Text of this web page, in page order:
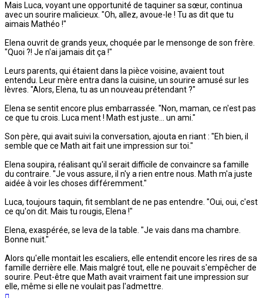
Mais Luca, voyant une opportunité de taquiner sa sœur, continua
avec un sourire malicieux. "Oh, allez, avoue-le ! Tu as dit que tu
aimais Mathéo !"
Elena ouvrit de grands yeux, choquée par le mensonge de son frère.
"Quoi ?! Je n'ai jamais dit ça !"
Leurs parents, qui étaient dans la pièce voisine, avaient tout
entendu. Leur mère entra dans la cuisine, un sourire amusé sur les
lèvres. "Alors, Elena, tu as un nouveau prétendant ?"
Elena se sentit encore plus embarrassée. "Non, maman, ce n'est pas
ce que tu crois. Luca ment ! Math est juste... un ami."
Son père, qui avait suivi la conversation, ajouta en riant : "Eh bien, il
semble que ce Math ait fait une impression sur toi."
Elena soupira, réalisant qu'il serait difficile de convaincre sa famille
du contraire. "Je vous assure, il n'y a rien entre nous. Math m'a juste
aidée à voir les choses différemment."
Luca, toujours taquin, fit semblant de ne pas entendre. "Oui, oui, c'est
ce qu'on dit. Mais tu rougis, Elena !"
Elena, exaspérée, se leva de la table. "Je vais dans ma chambre.
Bonne nuit."
Alors qu'elle montait les escaliers, elle entendit encore les rires de sa
famille derrière elle. Mais malgré tout, elle ne pouvait s'empêcher de
sourire. Peut-être que Math avait vraiment fait une impression sur
elle, même si elle ne voulait pas l'admettre.